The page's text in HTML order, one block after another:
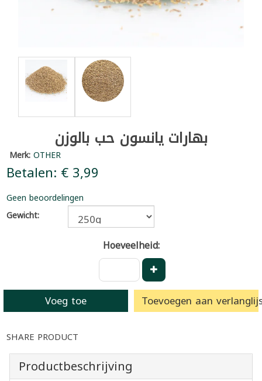
بهارات يانسون حب بالوزن
Merk:OTHER
Betalen: € 3,99
Geen beoordelingen
Gewicht:
Hoeveelheid:
Voeg toe Toevoegen aan
SHARE PRODUCT
Productbeschrijving